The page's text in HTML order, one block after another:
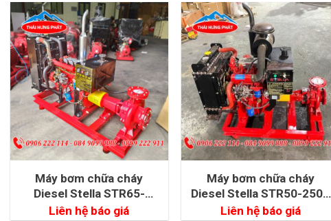
Máy bơm chữa cháy
Diesel Stella STR65-
315/55 55kW
Liên hệ báo giá
Máy bơm chữa cháy
Diesel Stella STR50-250A
22kW
Liên hệ báo giá